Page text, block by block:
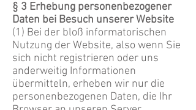
§ 3 Erhebung personenbezogener
Daten bei Besuch unserer Website
(1) Bei der bloß informatorischen
Nutzung der Website, also wenn Sie
sich nicht registrieren oder uns
anderweitig Informationen
übermitteln, erheben wir nur die
personenbezogenen Daten, die Ihr